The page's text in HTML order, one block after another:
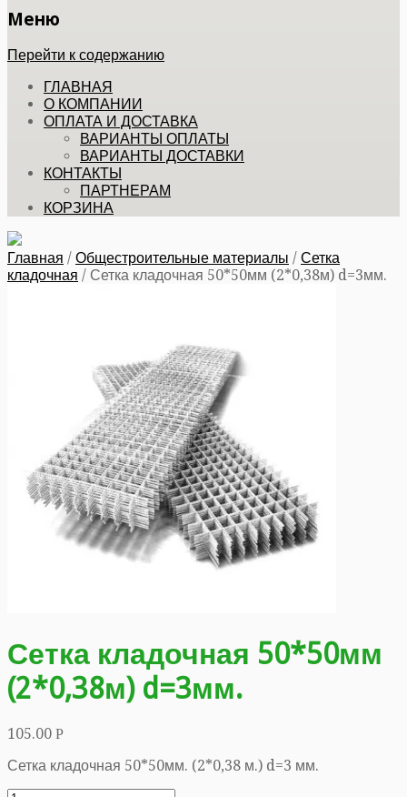
Меню
Перейти к содержанию
ГЛАВНАЯ
О КОМПАНИИ
ОПЛАТА И ДОСТАВКА
ВАРИАНТЫ ОПЛАТЫ
ВАРИАНТЫ ДОСТАВКИ
КОНТАКТЫ
ПАРТНЕРАМ
КОРЗИНА
Главная / Общестроительные материалы / Сетка
кладочная / Сетка кладочная 50*50мм (2*0,38м) d=3мм.
Сетка кладочная 50*50мм
(2*0,38м) d=3мм.
105.00 Р
Сетка кладочная 50*50мм. (2*0,38 м.) d=3 мм.